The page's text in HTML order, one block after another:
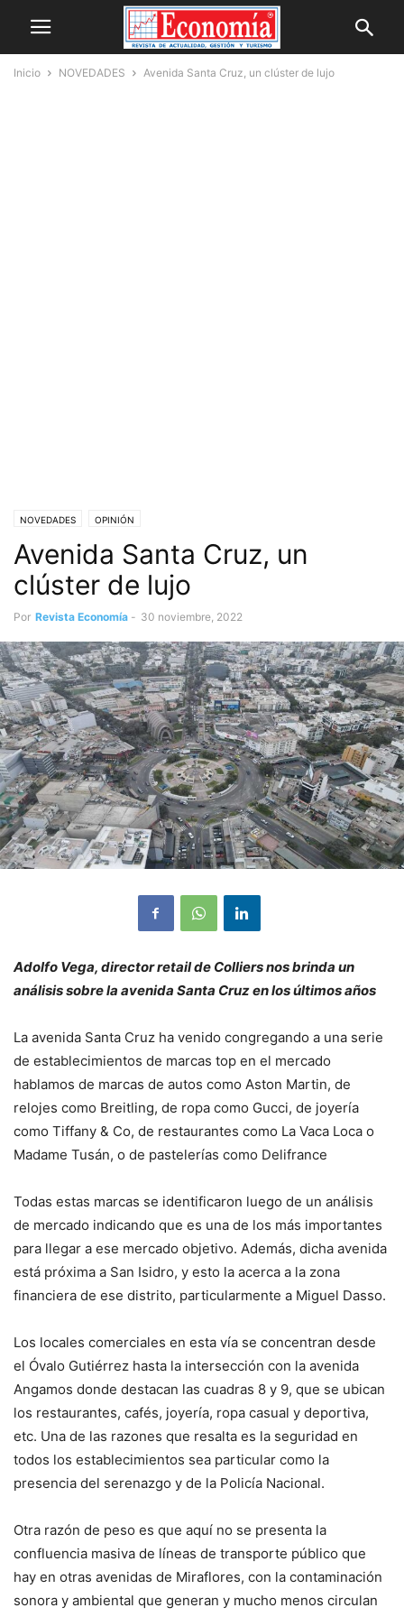
Inicio NOVEDADES Avenida Santa Cruz, un clúster de lujo
NOVEDADES OPINIÓN
Avenida Santa Cruz, un
clúster de lujo
Por Revista Economía - 30 noviembre, 2022
Adolfo Vega, director retail de Colliers nos brinda un
análisis sobre la avenida Santa Cruz en los últimos años
La avenida Santa Cruz ha venido congregando a una serie
de establecimientos de marcas top en el mercado
hablamos de marcas de autos como Aston Martin, de
relojes como Breitling, de ropa como Gucci, de joyería
como Tiffany & Co, de restaurantes como La Vaca Loca o
Madame Tusán, o de pastelerías como Delifrance
Todas estas marcas se identificaron luego de un análisis
de mercado indicando que es una de los más importantes
para llegar a ese mercado objetivo. Además, dicha avenida
está próxima a San Isidro, y esto la acerca a la zona
financiera de ese distrito, particularmente a Miguel Dasso.
Los locales comerciales en esta vía se concentran desde
el Óvalo Gutiérrez hasta la intersección con la avenida
Angamos donde destacan las cuadras 8 y 9, que se ubican
los restaurantes, cafés, joyería, ropa casual y deportiva,
etc. Una de las razones que resalta es la seguridad en
todos los establecimientos sea particular como la
presencia del serenazgo y de la Policía Nacional.
Otra razón de peso es que aquí no se presenta la
confluencia masiva de líneas de transporte público que
hay en otras avenidas de Miraflores, con la contaminación
sonora y ambiental que generan y mucho menos circulan